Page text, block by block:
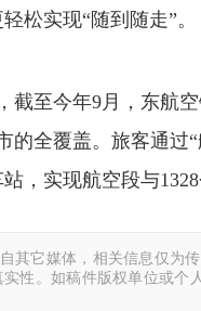
松实现“随到随走”。
截至今年9月，东航
的全覆盖。旅客通过
，实现航空段与
其它媒体，相关信息仅为
性。如稿件版权单位或个